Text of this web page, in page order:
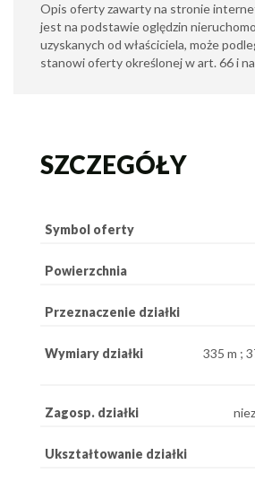
Opis oferty zawarty na stronie
jest na podstawie oględzin
uzyskanych od właściciela, może
stanowi oferty określonej w art. 66 i
SZCZEGÓŁY
Symbol oferty
Powierzchnia
Przeznaczenie działki
Wymiary działki
335 m ;
Zagosp. działki
Ukształtowanie działki